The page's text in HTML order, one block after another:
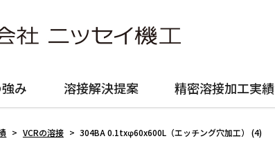
み 溶接解決提案 精密溶接加工実績
> VCRの溶接 > 304BA 0.1txφ60x600L（エッチング穴加工） (4)